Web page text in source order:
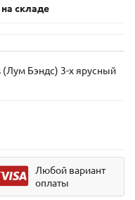
складе
(Лум Бэндс) 3-х ярусный
Любой вариант
оплаты